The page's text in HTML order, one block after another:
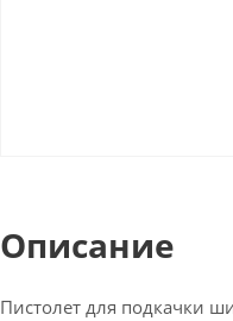
Описание
Пистолет для подкачки